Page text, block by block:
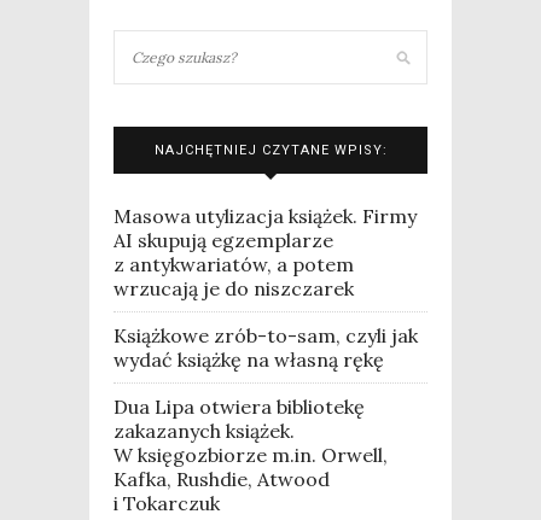
NAJCHĘTNIEJ CZYTANE WPISY:
Masowa utylizacja książek. Firmy
AI skupują egzemplarze
z antykwariatów, a potem
wrzucają je do niszczarek
Książkowe zrób-to-sam, czyli jak
wydać książkę na własną rękę
Dua Lipa otwiera bibliotekę
zakazanych książek.
W księgozbiorze m.in. Orwell,
Kafka, Rushdie, Atwood
i Tokarczuk